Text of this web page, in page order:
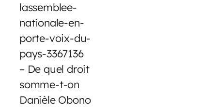
lassemblee-
nationale-en-
porte-voix-du-
pays-3367136
– De quel droit
somme-t-on
Danièle Obono